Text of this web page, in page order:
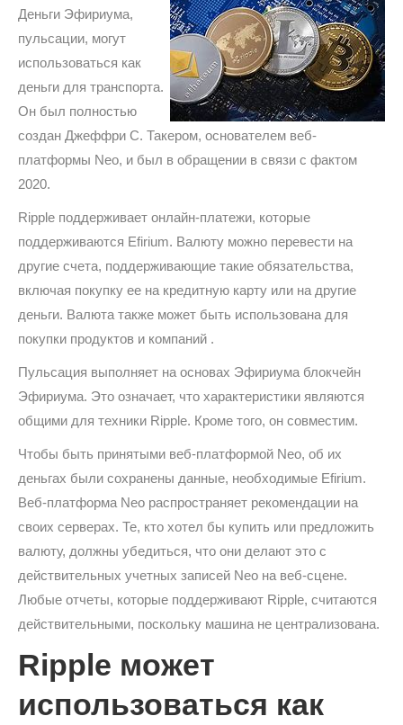
Деньги Эфириума,
пульсации, могут
использоваться как
деньги для транспорта.
Он был полностью
создан Джеффри С. Такером, основателем веб-
платформы Neo, и был в обращении в связи с фактом
2020.
Ripple поддерживает онлайн-платежи, которые
поддерживаются Efirium. Валюту можно перевести на
другие счета, поддерживающие такие обязательства,
включая покупку ее на кредитную карту или на другие
деньги. Валюта также может быть использована для
покупки продуктов и компаний .
Пульсация выполняет на основах Эфириума блокчейн
Эфириума. Это означает, что характеристики являются
общими для техники Ripple. Кроме того, он совместим.
Чтобы быть принятыми веб-платформой Neo, об их
деньгах были сохранены данные, необходимые Efirium.
Веб-платформа Neo распространяет рекомендации на
своих серверах. Те, кто хотел бы купить или предложить
валюту, должны убедиться, что они делают это с
действительных учетных записей Neo на веб-сцене.
Любые отчеты, которые поддерживают Ripple, считаются
действительными, поскольку машина не централизована.
Ripple может
использоваться как